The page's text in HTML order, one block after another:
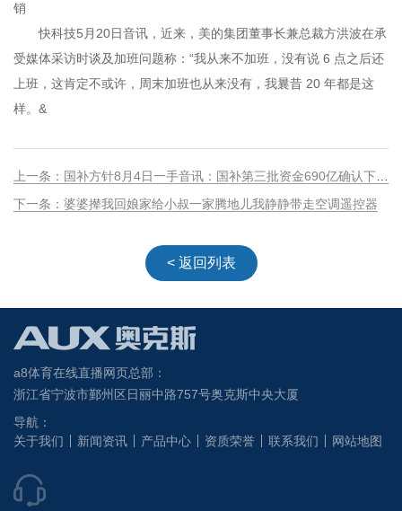
销
快科技5月20日音讯，近来，美的集团董事长兼总裁方洪波在承
受媒体采访时谈及加班问题称：“我从来不加班，没有说 6 点之后还
上班，这肯定不或许，周末加班也从来没有，我曩昔 20 年都是这
样。&
下一条：婆婆撵我回娘家给小叔一家腾地儿我静静带走空调遥控器
< 返回列表
a8体育在线直播网页总部：
浙江省宁波市鄞州区日丽中路757号奥克斯中央大厦
导航：
关于我们
新闻资讯 产品中心 资质荣誉 联系我们 网站地图